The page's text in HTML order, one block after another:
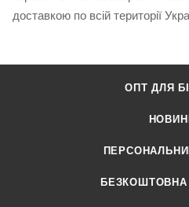
доставкою по всій території
ОПТ ДЛЯ
БЕЗКОШТОВНА